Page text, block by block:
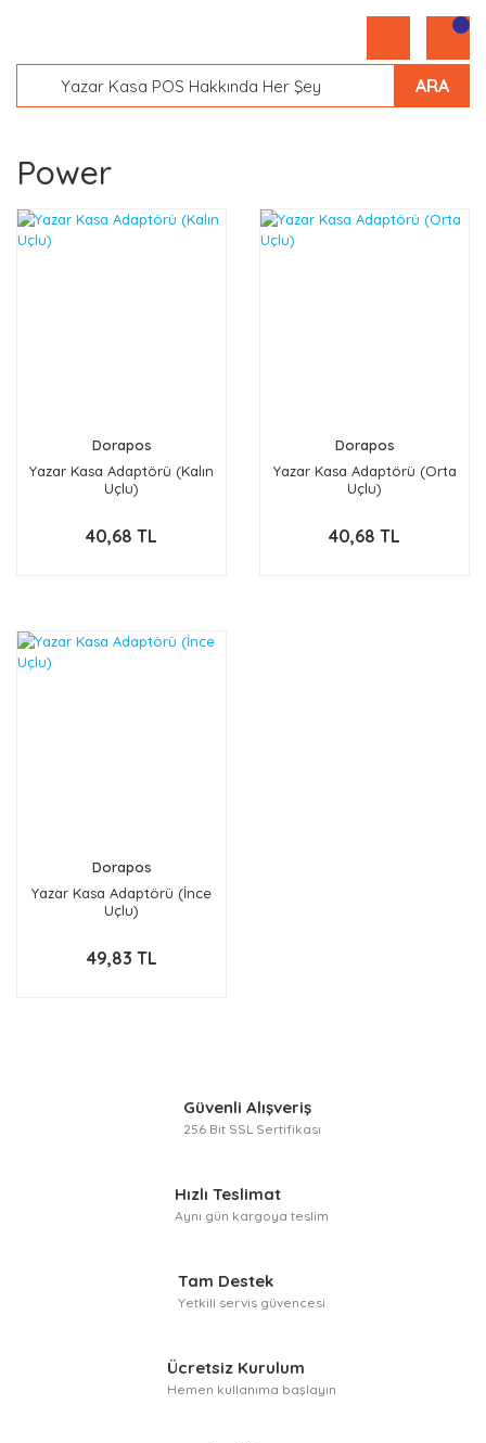
ARA
Power
Dorapos
Yazar Kasa Adaptörü (Kalın
Uçlu)
40,68 TL
Dorapos
Yazar Kasa Adaptörü (Orta
Uçlu)
40,68 TL
Dorapos
Yazar Kasa Adaptörü (İnce
Uçlu)
49,83 TL
Güvenli Alışveriş
256 Bit SSL Sertifikası
Hızlı Teslimat
Aynı gün kargoya teslim
Tam Destek
Yetkili servis güvencesi
Ücretsiz Kurulum
Hemen kullanıma başlayın